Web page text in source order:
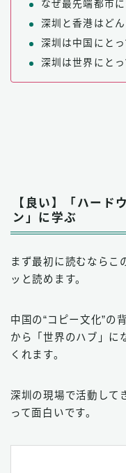
なぜ最先端都市に
深圳と香港はどん
深圳は中国にと
深圳は世界にと
【良い】「ハード
ン」に学ぶ
まず最初に読むならこ
ッと読めます。
中国の“コピー文化”の
から「世界のハブ」に
くれます。
深圳の現場で活動して
って面白いです。